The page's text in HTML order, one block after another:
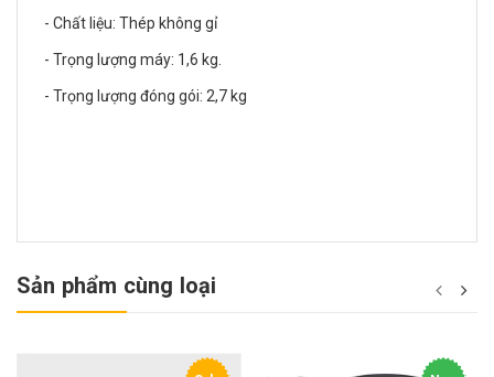
- Chất liệu: Thép không gỉ
- Trọng lượng máy: 1,6 kg.
- Trọng lượng đóng gói: 2,7 kg
Sản phẩm cùng loại